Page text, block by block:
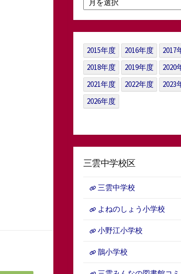
別
ア
ー
カ
イ
ブ
2015年度 2016年度
2017
2018年度
2019年度
2020
2021年度
2022年度
2023
2026年度
三雲中学校区
三雲中学校
よねのしょう小学校
小野江小学校
鵲小学校